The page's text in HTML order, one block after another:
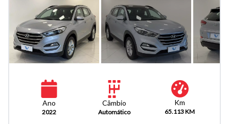
Ano
2022
Câmbio
Automático
Km
65.113 KM